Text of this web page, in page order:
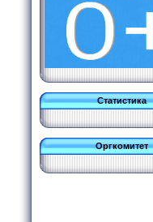
Статистика
Оргкомитет